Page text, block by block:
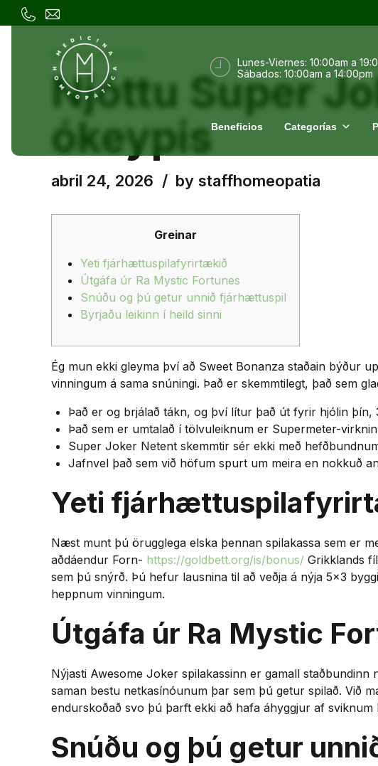
Lunes-Viernes: 10:00am a
Sábados: 10:00am a 14:00pm
Beneficios Categorías
UNCATEGORIZED
Njóttu Super
ókeypis
abril 24, 2026 by staffhomeopatia
Greinar
Yeti fjárhættuspilafyrirtækið
Útgáfa úr Ra Mystic Fortunes
Snúðu og þú getur unnið fjárhættuspil
Byrjaðu leikinn í heild sinni
Ég mun ekki gleyma því að Sweet Bonanza staðain býður
vinningum á sama snúningi. Það er skemmtilegt, það sem
Það er og brjálað tákn, og því lítur það út fyrir hjólin þín,
Það sem er umtalað í tölvuleiknum er Supermeter-
Super Joker Netent skemmtir sér ekki með
Jafnvel það sem við höfum spurt um meira en nokkuð
Yeti
Næst munt þú örugglega elska þennan spilakassa sem er
aðdáendur Forn- https://goldbett.org/is/bonus/ Grikklands
sem þú snýrð. Þú hefur lausnina til að veðja á nýja 5×3
heppnum vinningum.
Útgáfa úr Ra Mystic
Nýjasti Awesome Joker spilakassinn er gamall
saman bestu netkasínóunum þar sem þú getur spilað.
endurskoðað svo þú þarft ekki að hafa áhyggjur af sviknum
Snúðu og þú getur